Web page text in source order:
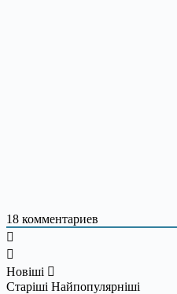
18 комментариев
Новіші
Старіші Найпопулярніші